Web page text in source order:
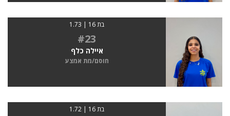
בת 16 | 1.73
#23
איילה כלף
חוסם/מת אמצע
בת 16 | 1.72